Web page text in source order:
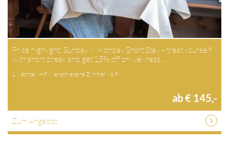
Price highlight: Sunday & Monday Short Stay – treat yourself
with short break and get 15% off on wellness…
1 Nächte / HP / verschiedene Zimmer / p.P.
ab € 145,-
Zum Angebot